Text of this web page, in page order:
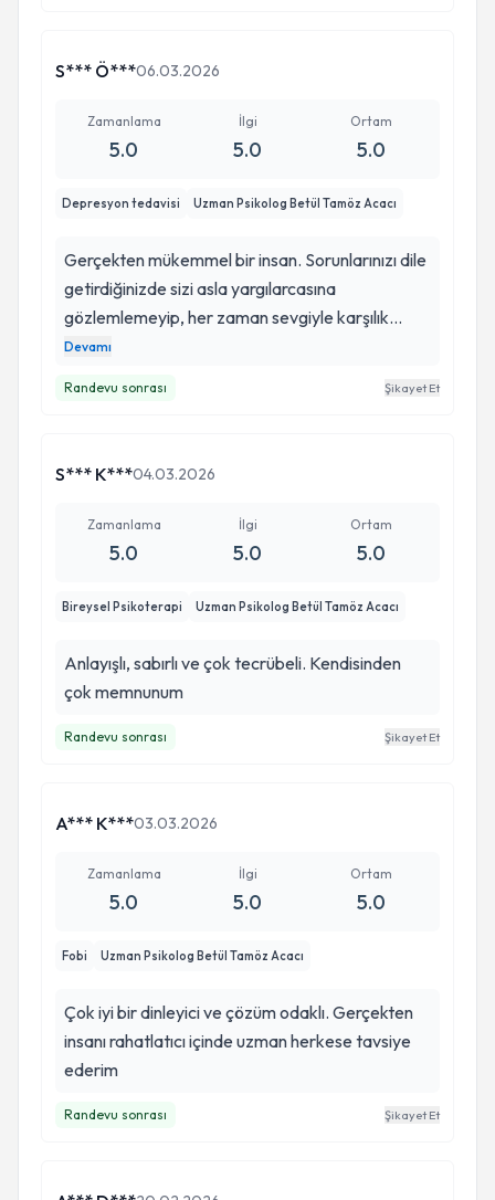
kendimi görmemi sağladı her seans çıkışında
evliliğimize çok güzel geldi kendimi suçluyordum
fakat evliliği ilk defa yaşağımızı bizim de herşeyi
ödevler duyarlılıklamızı artırdı. her seansta asla
hayatımızdan dolayı istemeden verdiğimiz
aralardan sonra bizi toparladı. Terapinin
sonuçtan ziyade gerçekten bir süreç
olduğunubize öğretti ve süreç bizi geliştirdi. şuan
birisi olarak yazıyorum. kendisine ve ekibine çok
S*** Ö***06.03.2026
Zamanlama
5.0
İlgi
5.0
Ortam
5.0
Depresyon tedavisi Uzman Psikolog Betül Tamöz Acacı
Gerçekten mükemmel bir insan. Sorunlarınızı dile
getirdiğinizde sizi asla yargılarcasına
gözlemlemeyip, her zaman sevgiyle karşılık
vermesi…Asla hasta doktor psikolojisinde değil,
Devamı
Randevu sonrası Şikayet Et
S*** K***04.03.2026
Zamanlama
5.0
İlgi
5.0
Ortam
5.0
Bireysel Psikoterapi Uzman Psikolog Betül Tamöz Acacı
Anlayışlı, sabırlı ve çok tecrübeli. Kendisinden
çok memnunum
Randevu sonrası Şikayet Et
A*** K***03.03.2026
Zamanlama
5.0
İlgi
5.0
Ortam
5.0
Fobi Uzman Psikolog Betül Tamöz Acacı
Çok iyi bir dinleyici ve çözüm odaklı. Gerçekten
insanı rahatlatıcı içinde uzman herkese tavsiye
ederim
Randevu sonrası Şikayet Et